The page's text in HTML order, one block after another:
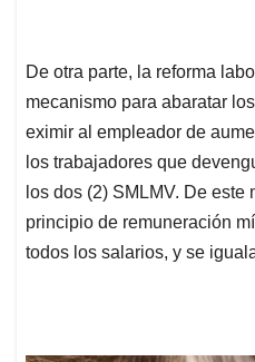
De otra parte, la reforma
mecanismo para abaratar
eximir al empleador de
los trabajadores que
los dos (2) SMLMV. De este
principio de remuneración
todos los salarios, y se